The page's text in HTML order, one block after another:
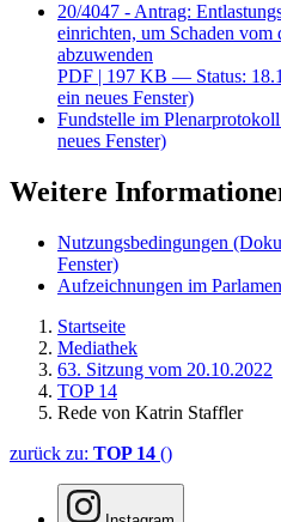
20/4047 - Antrag:
einrichten, um Schaden vom
abzuwenden
PDF | 197 KB — Status:
ein neues Fenster)
Fundstelle im Plenarprotokoll
neues Fenster)
Weitere
Nutzungsbedingungen
Fenster)
Aufzeichnungen im
Startseite
Mediathek
63. Sitzung vom 20.10.2022
TOP 14
Rede von Katrin Staffler
zurück zu: TOP 14 ()